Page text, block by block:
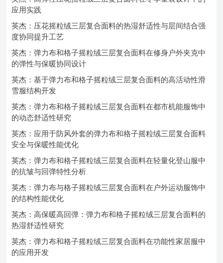
应用实践
英杰：压花摇粒绒三层复合面料的热湿舒适性与层间结合强
度协同提升工艺
英杰：弹力布和格子摇粒绒三层复合面料在修身户外夹克中
的弹性与保暖协同设计
英杰：基于弹力布和格子摇粒绒三层复合面料的高活动性滑
雪服结构开发
英杰：弹力布和格子摇粒绒三层复合面料在都市机能服饰中
的动态舒适性研究
英杰：应用于防风外套的弹力布和格子摇粒绒三层复合面料
安全与保暖性能优化
英杰：弹力布和格子摇粒绒三层复合面料在轻量化登山服中
的抗皱与回弹特性分析
英杰：弹力布与格子摇粒绒三层复合面料在户外运动服饰中
的结构性能优化
英杰：高保暖高回弹：弹力布和格子摇粒绒三层复合面料的
热湿舒适性研究
英杰：弹力布和格子摇粒绒三层复合面料在功能性家居服中
的应用开发